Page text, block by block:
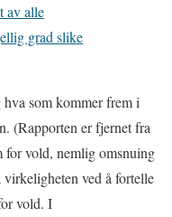
av alle
grad slike
hva som kommer frem i
(Rapporten er fjernet fra
vold, nemlig omsnuing
ved å fortelle
vold. I